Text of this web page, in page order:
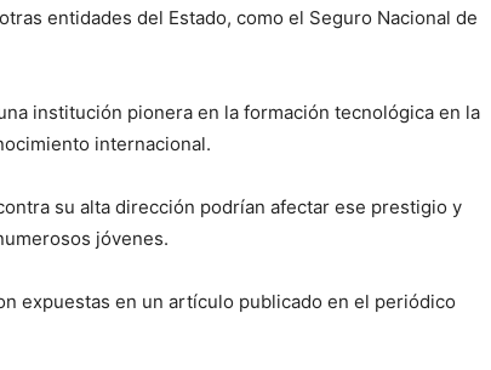
entidades del Estado, como el Seguro Nacional de
institución pionera en la formación tecnológica en la
internacional.
su alta dirección podrían afectar ese prestigio y
jóvenes.
expuestas en un artículo publicado en el periódico